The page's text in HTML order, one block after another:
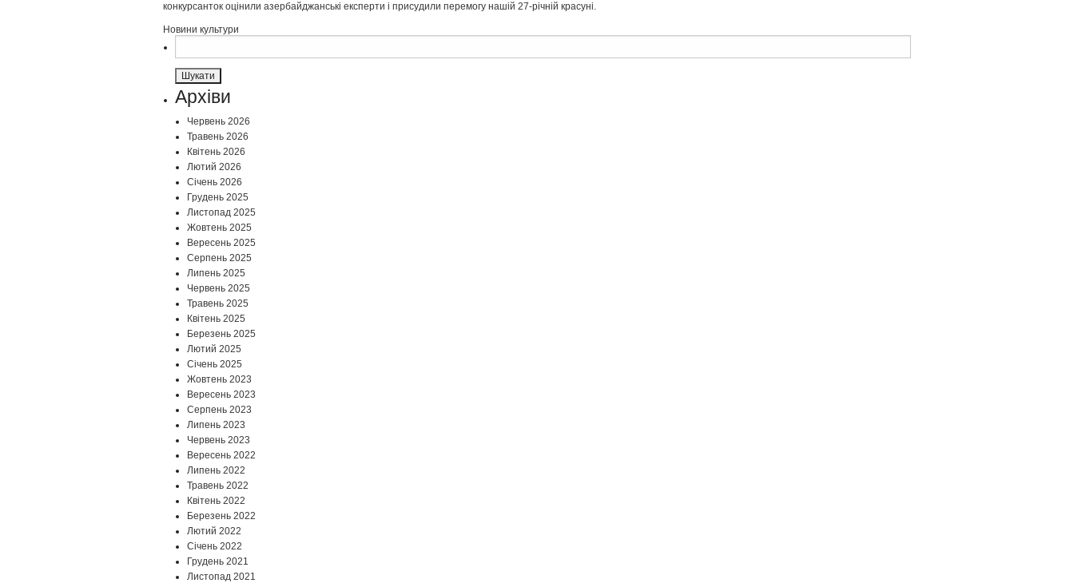
конкурсанток оцінили азербайджанські експерти і присудили перемогу нашій 27-річній красуні.
Новини культури
Архіви
Червень 2026
Травень 2026
Квітень 2026
Лютий 2026
Січень 2026
Грудень 2025
Листопад 2025
Жовтень 2025
Вересень 2025
Серпень 2025
Липень 2025
Червень 2025
Травень 2025
Квітень 2025
Березень 2025
Лютий 2025
Січень 2025
Жовтень 2023
Вересень 2023
Серпень 2023
Липень 2023
Червень 2023
Вересень 2022
Липень 2022
Травень 2022
Квітень 2022
Березень 2022
Лютий 2022
Січень 2022
Грудень 2021
Листопад 2021